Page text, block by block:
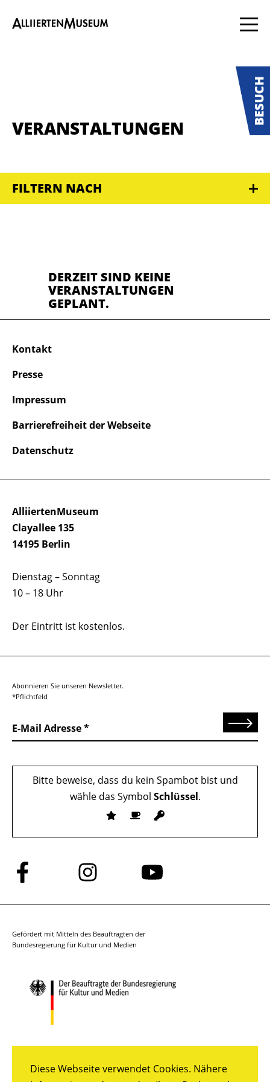
Diese Webseite verwendet Cookies. Nähere
VERANSTALTUNGEN
FILTERN NACH
DERZEIT SIND KEINE
VERANSTALTUNGEN
GEPLANT.
AlliiertenMuseum
Clayallee 135
14195 Berlin
Dienstag – Sonntag
10 – 18 Uhr
Der Eintritt ist kostenlos.
Kontakt
Presse
Impressum
Barrierefreiheit der Webseite
Datenschutz
Abonnieren Sie unseren Newsletter.
*Pflichtfeld
E-Mail Adresse Senden
Bitte beweise, dass du kein Spambot bist und
wähle das Symbol Schlüssel.
Folge
uns
auf
Folge
uns
auf
Folge
auf
Gefördert mit Mitteln des Beauftragten der
Bundesregierung für Kultur und Medien